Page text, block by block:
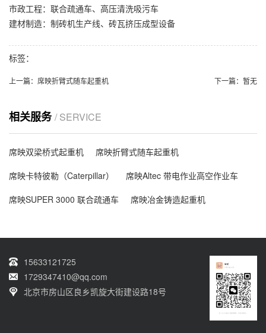
市政工程：联合疏通车、高压清洗吸污车
建材制造：制砖机生产线、砖瓦挤压成型设备
标签：
上一篇： 席映折臂式随车起重机 下一篇： 暂无
相关服务/ SERVICE
席映双梁桥式起重机
席映折臂式随车起重机
席映卡特彼勒（Caterpillar）
席映Altec 带电作业高空作业车
席映SUPER 3000 联合疏通车
席映冶金铸造起重机
15633121725
1729347410@qq.com
北京市房山区良乡凯旋大街建设路18号